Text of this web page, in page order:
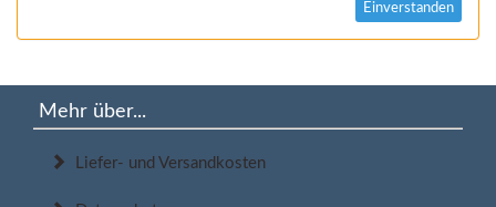
Einverstanden
Mehr über...
Liefer- und Versandkosten